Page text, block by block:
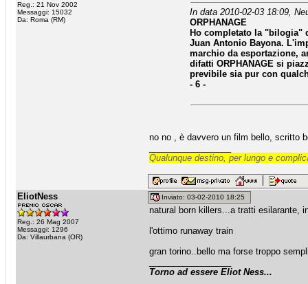
Reg.: 21 Nov 2002
Messaggi: 15032
Da: Roma (RM)
In data 2010-02-03 18:09,
ORPHANAGE
Ho completato la "bilogia"
Juan Antonio Bayona.
marchio da esportazione,
difatti ORPHANAGE si
previbile sia pur con
- 6 -
no no , è davvero un film bello, scritto
Qualunque destino, per lungo e
EliotNess
Reg.: 26 Mag 2007
Messaggi: 1296
Da: Villaurbana (OR)
Inviato: 03-02-2010 18:25
natural born killers...a tratti esilarante,
l'ottimo runaway train
gran torino..bello ma forse troppo
Torno ad essere Eliot Ness...